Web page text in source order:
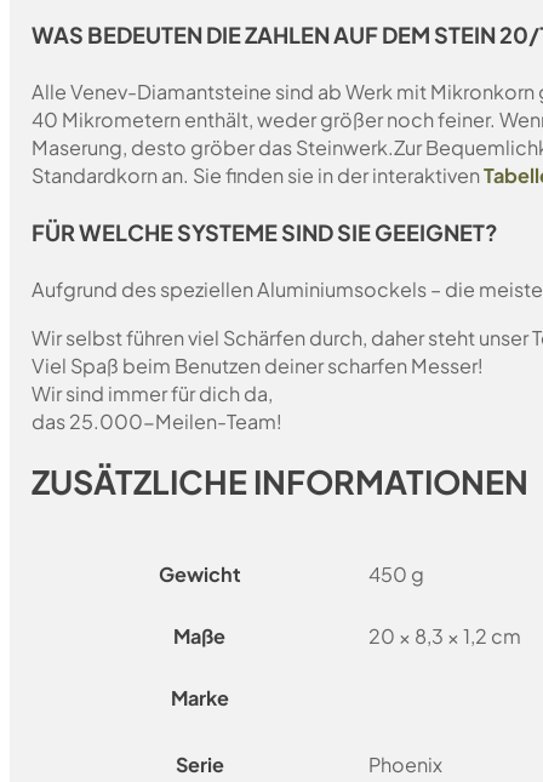
WAS BEDEUTEN DIE ZAHLEN AUF DEM STEIN
Alle Venev-Diamantsteine sind ab Werk mit
40 Mikrometern enthält, weder größer noch feiner.
Maserung, desto gröber das Steinwerk.Zur
Standardkorn an. Sie finden sie in der interaktiven
FÜR WELCHE SYSTEME SIND SIE GEEIGNET?
Aufgrund des speziellen Aluminiumsockels – die
Wir selbst führen viel Schärfen durch, daher steht
Viel Spaß beim Benutzen deiner scharfen Messer!
Wir sind immer für dich da,
das 25.000-Meilen-Team!
ZUSÄTZLICHE INFORMATIONEN
Gewicht 450 g
Maße 20 × 8,3 × 1,2 cm
Marke
Serie Phoenix